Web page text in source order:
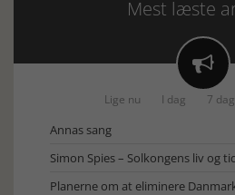
Mest læste

Lige nu I dag 7
Annas sang
Simon Spies – Solkongens liv og
Planerne om at eliminere